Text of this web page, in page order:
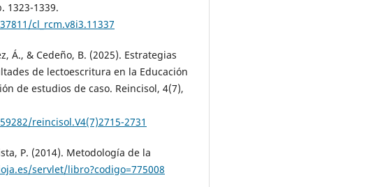
1323-1339.
cl_rcm.v8i3.11337
Á., & Cedeño, B. (2025). Estrategias
de lectoescritura en la Educación
de estudios de caso. Reincisol, 4(7),
reincisol.V4(7)2715-2731
P. (2014). Metodología de la
servlet/libro?codigo=775008